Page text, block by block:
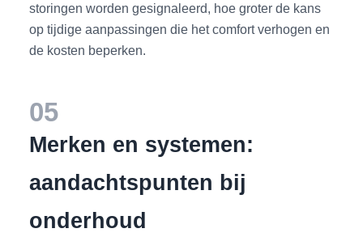
storingen worden gesignaleerd, hoe groter de kans
op tijdige aanpassingen die het comfort verhogen en
de kosten beperken.
05
Merken en systemen:
aandachtspunten bij
onderhoud